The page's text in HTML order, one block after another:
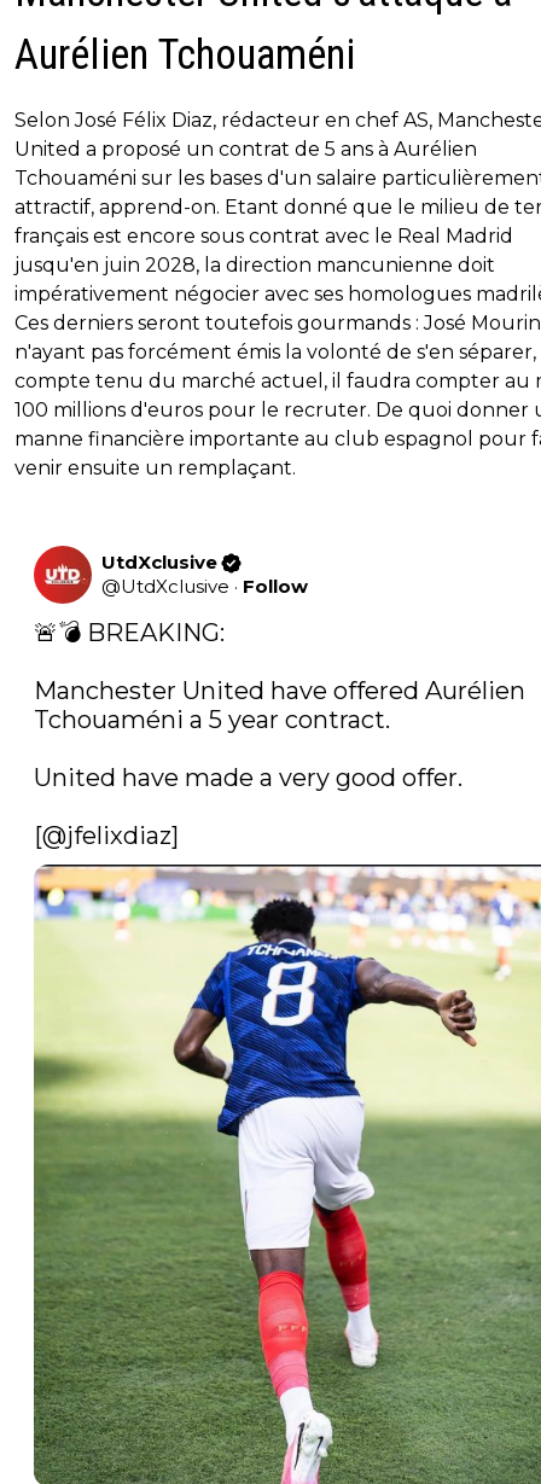
Aurélien Tchouaméni
Selon José Félix Diaz, rédacteur en chef AS,
United a proposé un contrat de 5 ans à Aurélien
Tchouaméni sur les bases d'un salaire
attractif, apprend-on. Etant donné que le milieu de
français est encore sous contrat avec le Real Madrid
jusqu'en juin 2028, la direction mancunienne doit
impérativement négocier avec ses homologues
Ces derniers seront toutefois gourmands : José
n'ayant pas forcément émis la volonté de s'en
compte tenu du marché actuel, il faudra compter au
100 millions d'euros pour le recruter. De quoi donner
manne financière importante au club espagnol pour
venir ensuite un remplaçant.
UtdXclusive
@UtdXclusive · Follow
🚨💣 BREAKING:
Manchester United have offered Aurélien
Tchouaméni a 5 year contract.
United have made a very good offer.
[@jfelixdiaz]